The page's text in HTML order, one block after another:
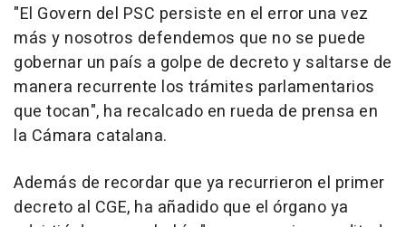
"El Govern del PSC persiste en el error una vez
más y nosotros defendemos que no se puede
gobernar un país a golpe de decreto y saltarse de
manera recurrente los trámites parlamentarios
que tocan", ha recalcado en rueda de prensa en
la Cámara catalana.
Además de recordar que ya recurrieron el primer
decreto al CGE, ha añadido que el órgano ya